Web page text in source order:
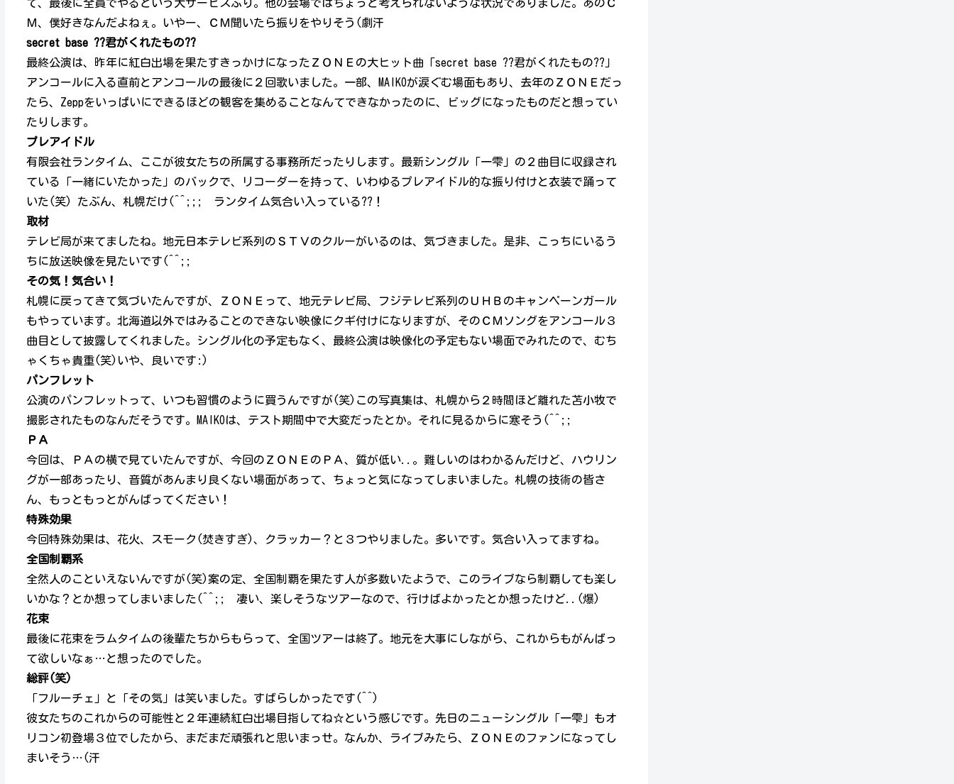
て、最後に全員でやるという大サービスぶり。他の会場ではちょっと考えられないような状況でありました。あのＣ
Ｍ、僕好きなんだよねぇ。いやー、ＣＭ聞いたら振りをやりそう(劇汗
secret base ??君がくれたもの??
最終公演は、昨年に紅白出場を果たすきっかけになったＺＯＮＥの大ヒット曲「secret base ??君がくれたもの??」
アンコールに入る直前とアンコールの最後に２回歌いました。一部、MAIKOが涙ぐむ場面もあり、去年のＺＯＮＥだっ
たら、Zeppをいっぱいにできるほどの観客を集めることなんてできなかったのに、ビッグになったものだと想ってい
たりします。
プレアイドル
有限会社ランタイム、ここが彼女たちの所属する事務所だったりします。最新シングル「一雫」の２曲目に収録され
ている「一緒にいたかった」のバックで、リコーダーを持って、いわゆるプレアイドル的な振り付けと衣装で踊って
いた(笑) たぶん、札幌だけ(^^;;; ランタイム気合い入っている??！
取材
テレビ局が来てましたね。地元日本テレビ系列のＳＴＶのクルーがいるのは、気づきました。是非、こっちにいるう
ちに放送映像を見たいです(^^;;
その気！気合い！
札幌に戻ってきて気づいたんですが、ＺＯＮＥって、地元テレビ局、フジテレビ系列のＵＨＢのキャンペーンガール
もやっています。北海道以外ではみることのできない映像にクギ付けになりますが、そのＣＭソングをアンコール３
曲目として披露してくれました。シングル化の予定もなく、最終公演は映像化の予定もない場面でみれたので、むち
ゃくちゃ貴重(笑)いや、良いです:)
パンフレット
公演のパンフレットって、いつも習慣のように買うんですが(笑)この写真集は、札幌から２時間ほど離れた苫小牧で
撮影されたものなんだそうです。MAIKOは、テスト期間中で大変だったとか。それに見るからに寒そう(^^;;
ＰＡ
今回は、ＰＡの横で見ていたんですが、今回のＺＯＮＥのＰＡ、質が低い..。難しいのはわかるんだけど、ハウリン
グが一部あったり、音質があんまり良くない場面があって、ちょっと気になってしまいました。札幌の技術の皆さ
ん、もっともっとがんばってください！
特殊効果
今回特殊効果は、花火、スモーク(焚きすぎ)、クラッカー？と３つやりました。多いです。気合い入ってますね。
全国制覇系
全然人のこといえないんですが(笑)案の定、全国制覇を果たす人が多数いたようで、このライブなら制覇しても楽し
いかな？とか想ってしまいました(^^;; 凄い、楽しそうなツアーなので、行けばよかったとか想ったけど..(爆)
花束
最後に花束をラムタイムの後輩たちからもらって、全国ツアーは終了。地元を大事にしながら、これからもがんばっ
て欲しいなぁ…と想ったのでした。
総評(笑)
「フルーチェ」と「その気」は笑いました。すばらしかったです(^^)
彼女たちのこれからの可能性と２年連続紅白出場目指してね☆という感じです。先日のニューシングル「一雫」もオ
リコン初登場３位でしたから、まだまだ頑張れと思いまっせ。なんか、ライブみたら、ＺＯＮＥのファンになってし
まいそう…(汗